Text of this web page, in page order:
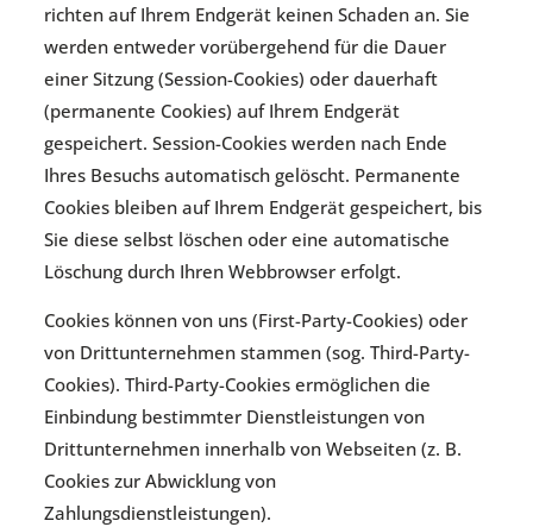
richten auf Ihrem Endgerät keinen Schaden an. Sie
werden entweder vorübergehend für die Dauer
einer Sitzung (Session-Cookies) oder dauerhaft
(permanente Cookies) auf Ihrem Endgerät
gespeichert. Session-Cookies werden nach Ende
Ihres Besuchs automatisch gelöscht. Permanente
Cookies bleiben auf Ihrem Endgerät gespeichert, bis
Sie diese selbst löschen oder eine automatische
Löschung durch Ihren Webbrowser erfolgt.
Cookies können von uns (First-Party-Cookies) oder
von Drittunternehmen stammen (sog. Third-Party-
Cookies). Third-Party-Cookies ermöglichen die
Einbindung bestimmter Dienstleistungen von
Drittunternehmen innerhalb von Webseiten (z. B.
Cookies zur Abwicklung von
Zahlungsdienstleistungen).